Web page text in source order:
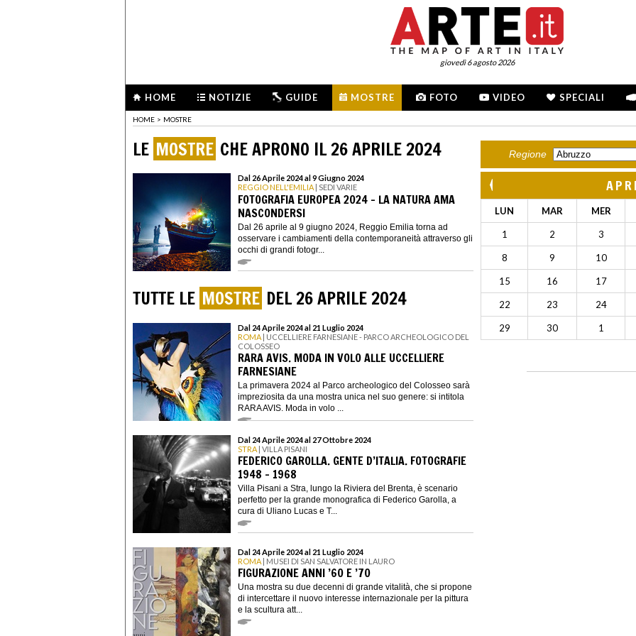
giovedì 6 agosto 2026
HOME NOTIZIE GUIDE MOSTRE FOTO VIDEO SPECIALI
HOME > MOSTRE
LE MOSTRE CHE APRONO IL 26 APRILE 2024
Dal 26 Aprile 2024 al 9 Giugno 2024
REGGIO NELL'EMILIA | SEDI VARIE
FOTOGRAFIA EUROPEA 2024 - LA NATURA AMA
NASCONDERSI
Dal 26 aprile al 9 giugno 2024, Reggio Emilia torna ad
osservare i cambiamenti della contemporaneità attraverso gli
occhi di grandi fotogr...
TUTTE LE MOSTRE DEL 26 APRILE 2024
Dal 24 Aprile 2024 al 21 Luglio 2024
ROMA | UCCELLIERE FARNESIANE - PARCO ARCHEOLOGICO DEL
COLOSSEO
RARA AVIS. MODA IN VOLO ALLE UCCELLIERE
FARNESIANE
La primavera 2024 al Parco archeologico del Colosseo sarà
impreziosita da una mostra unica nel suo genere: si intitola
RARA AVIS. Moda in volo ...
Dal 24 Aprile 2024 al 27 Ottobre 2024
STRA | VILLA PISANI
FEDERICO GAROLLA. GENTE D’ITALIA. FOTOGRAFIE
1948 – 1968
Villa Pisani a Stra, lungo la Riviera del Brenta, è scenario
perfetto per la grande monografica di Federico Garolla, a
cura di Uliano Lucas e T...
Dal 24 Aprile 2024 al 21 Luglio 2024
ROMA | MUSEI DI SAN SALVATORE IN LAURO
FIGURAZIONE ANNI ’60 E ’70
Una mostra su due decenni di grande vitalità, che si propone
di intercettare il nuovo interesse internazionale per la pittura
e la scultura att...
Regione
LUN MAR MER
1 2 3
8 9 10
15 16 17
22 23 24
29 30 1